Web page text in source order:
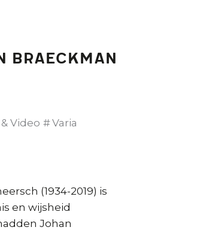
Braeckman
Video
Varia
(1934-2019) is
en wijsheid
Johan